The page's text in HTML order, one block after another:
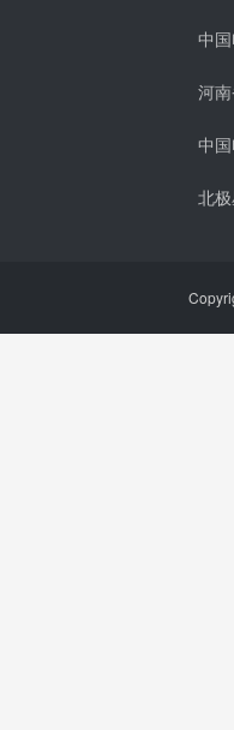
中
河
中国
北极